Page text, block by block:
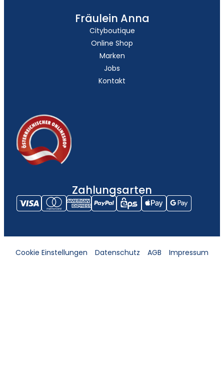
Fräulein Anna
Cityboutique
Online Shop
Marken
Jobs
Kontakt
Zahlungsarten
Cookie Einstellungen Datenschutz AGB Impressum